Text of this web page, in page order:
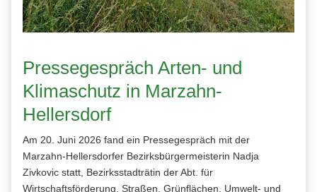
Pressegespräch Arten- und
Klimaschutz in Marzahn-
Hellersdorf
Am 20. Juni 2026 fand ein Pressegespräch mit der
Marzahn-Hellersdorfer Bezirksbürgermeisterin Nadja
Zivkovic statt, Bezirksstadträtin der Abt. für
Wirtschaftsförderung, Straßen, Grünflächen, Umwelt- und